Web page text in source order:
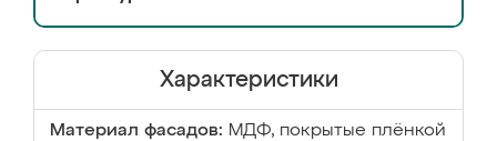
Характеристики
Материал фасадов: МДФ, покрытые плёнкой